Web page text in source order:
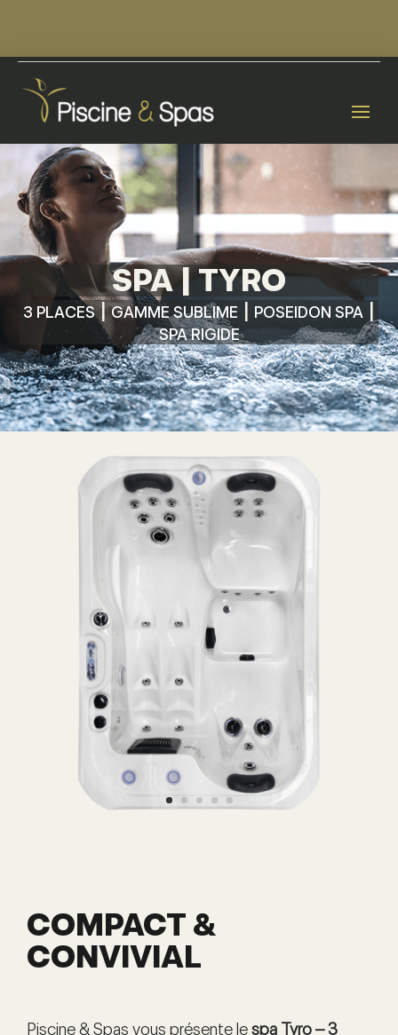
SPA | TYRO
3 PLACES|GAMME SUBLIME | POSEIDON SPA |
SPA RIGIDE
COMPACT &
CONVIVIAL
Piscine & Spas vous présente lespa Tyro – 3